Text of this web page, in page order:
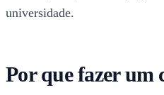
universidade.
Por que fazer um